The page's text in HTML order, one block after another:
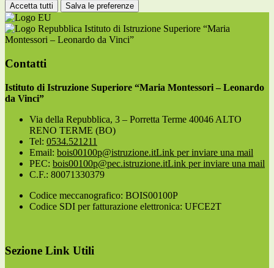
Accetta tutti Salva le preferenze
Istituto di Istruzione Superiore “Maria
Montessori – Leonardo da Vinci”
Contatti
Istituto di Istruzione Superiore “Maria Montessori – Leonardo
da Vinci”
Via della Repubblica, 3 – Porretta Terme 40046 ALTO
RENO TERME (BO)
Tel: 0534.521211
Email: bois00100p@istruzione.itLink per inviare una mail
PEC: bois00100p@pec.istruzione.itLink per inviare una mail
C.F.: 80071330379
Codice meccanografico: BOIS00100P
Codice SDI per fatturazione elettronica: UFCE2T
Sezione Link Utili